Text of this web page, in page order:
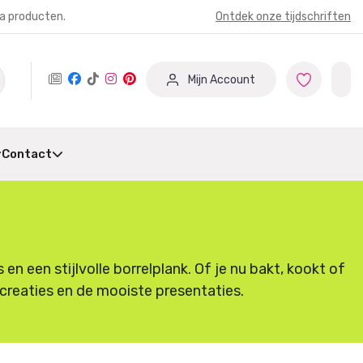
producten. Ontdek onze tijdschriften
Mijn Account
Contact
en een stijlvolle borrelplank. Of je nu bakt, kookt of
en de mooiste presentaties.